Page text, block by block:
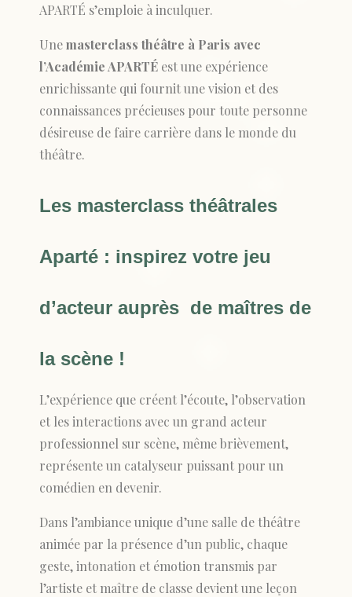
APARTÉ s’emploie à inculquer.
Unemasterclass théâtre à Paris avec
l’Académie APARTÉ est une expérience
enrichissante qui fournit une vision et des
connaissances précieuses pour toute personne
désireuse de faire carrière dans le monde du
théâtre.
Les masterclass théâtrales
Aparté : inspirez votre jeu
d’acteur auprès de maîtres de
la scène !
L’expérience que créent l’écoute, l’observation
et les interactions avec un grand acteur
professionnel sur scène, même brièvement,
représente un catalyseur puissant pour un
comédien en devenir.
Dans l’ambiance unique d’une salle de théâtre
animée par la présence d’un public, chaque
geste, intonation et émotion transmis par
l’artiste et maître de classe devient une leçon